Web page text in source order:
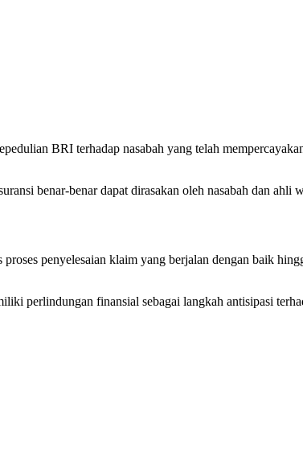
BRI terhadap nasabah yang telah
benar-benar dapat dirasakan oleh nasabah dan ahli
penyelesaian klaim yang berjalan dengan baik
perlindungan finansial sebagai langkah antisipasi